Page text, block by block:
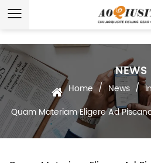
NEWS
Home / News /
Quam Materiam Eligere Ad